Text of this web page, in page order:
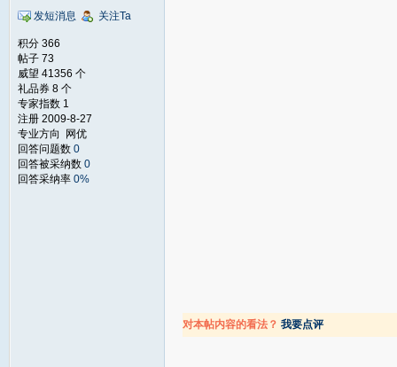
发短消息 关注Ta
积分 366
帖子 73
威望 41356 个
礼品券 8 个
专家指数 1
注册 2009-8-27
专业方向 网优
回答问题数 0
回答被采纳数 0
回答采纳率 0%
对本帖内容的看法？ 我要点评